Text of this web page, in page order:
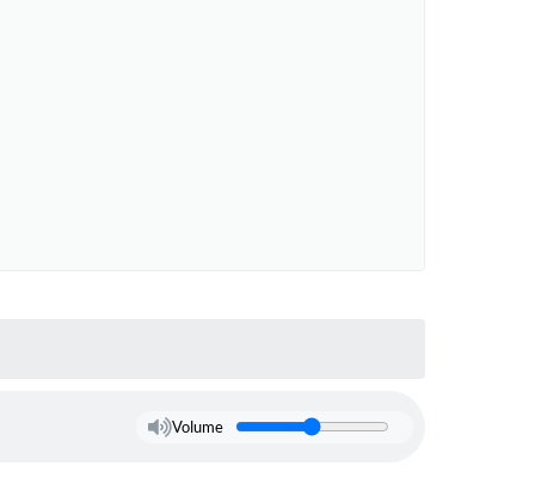
Volume